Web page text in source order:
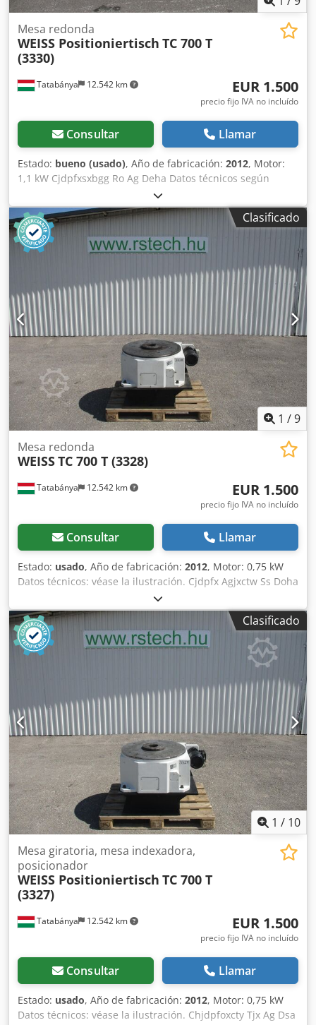
Tatabánya 12.542 km
Mesa redonda
WEISS Positioniertisch TC 700 T
(3330)
EUR 1.500
precio fijo IVA no incluído
Consultar Llamar
Estado: bueno (usado), Año de fabricación: 2012, Motor:
1,1 kW Cjdpfxsxbgg Ro Ag Deha Datos técnicos según
Clasificado
1 /9
Tatabánya 12.542 km
Mesa redonda
WEISSTC 700 T (3328)
EUR 1.500
precio fijo IVA no incluído
Consultar Llamar
Estado: usado, Año de fabricación: 2012, Motor: 0,75 kW
Datos técnicos: véase la ilustración. Cjdpfx Agjxctw Ss Doha
Clasificado
1 / 10
Tatabánya 12.542 km
Mesa giratoria, mesa indexadora,
posicionador
WEISS Positioniertisch TC 700 T
(3327)
EUR 1.500
precio fijo IVA no incluído
Consultar Llamar
Estado: usado, Año de fabricación: 2012, Motor: 0,75 kW
Datos técnicos: véase la ilustración. Chjdpfoxcty Tjx Ag Dsa